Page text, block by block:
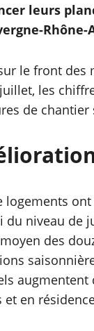
leurs
Rhône-
le front
les
de
logements
du niveau de
des
en